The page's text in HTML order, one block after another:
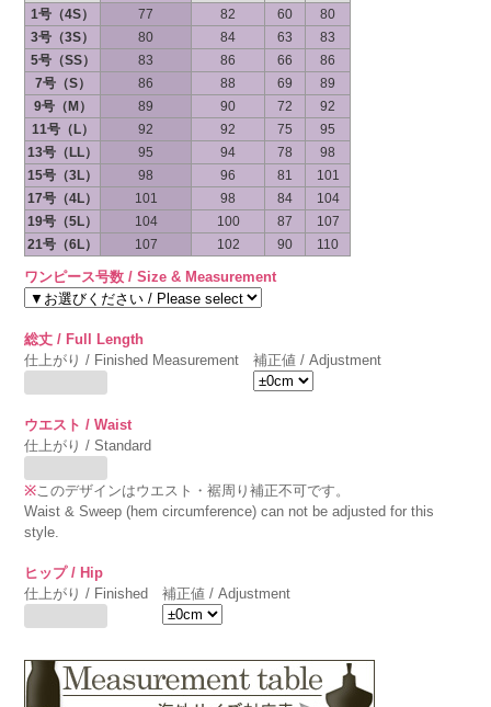
1号（4S）
77 82 60
80
3号（3S）
80 84 63
83
5号（SS）
83 86 66
86
7号（S）
86 88 69
89
9号（M）
89 90 72
92
11号（L）
92 92 75
95
13号（LL）
95 94 78
98
15号（3L）
98 96 81
101
17号（4L）
101 98 84
104
19号（5L）
104 100 87
107
21号（6L）
107 102 90 110
ワンピース号数 / Size & Measurement
総丈 / Full Length
仕上がり / Finished Measurement
補正値 / Adjustment
ウエスト / Waist
仕上がり / Standard
※このデザインはウエスト・裾周り補正不可です。
Waist & Sweep (hem circumference) can not be adjusted for this
style.
ヒップ / Hip
仕上がり / Finished
補正値 / Adjustment